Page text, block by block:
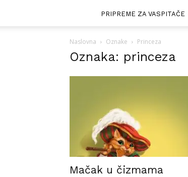
PRIPREME ZA VASPITAČE
Naslovna Oznake Princeza
Oznaka: princeza
Mačak u čizmama